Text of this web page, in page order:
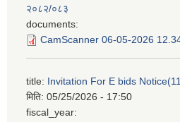
२०८२/०८३
documents:
CamScanner 06-05-2026
title: Invitation For E bids
मिति: 05/25/2026 - 17:50
fiscal_year: